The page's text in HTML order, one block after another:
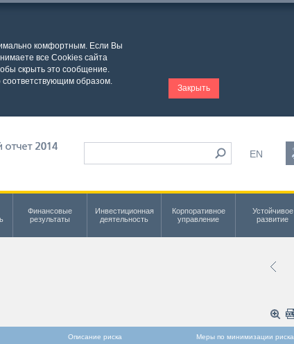
комфортным. Если Вы
все Cookies сайта
скрыть это сообщение.
образом.
Закрыть
EN
Финансовые
результаты
Инвестиционная
деятельность
Корпоративное
управление
Устойчивое
развитие
Описание риска Меры по минимизации риска